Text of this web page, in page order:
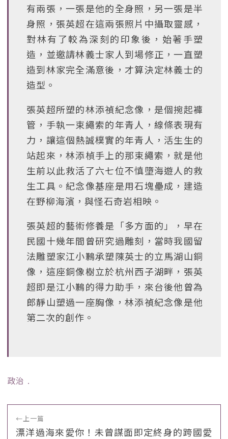
有兩張，一張是他的全身照，另一張是半
身照，張英超在這兩張照片中攝取靈感，
對林有了較為深刻的印象後，始著手塑
造，並邀請林義士家人到場修正，一直塑
造到林家完全滿意後，才算決定林義士的
造型。
張英超所塑的林添禎紀念像，是個捥起褲
管，手執一束繩索的年青人，線條表現有
力，讓這個熱誠樸實的年青人，活生生的
站起來，林添楨手上的那束繩索，就是他
生前以此救活了六七位不慎墮海遊人的救
生工具。紀念像基座是用石塊壘成，建造
在野柳海濱，與怪石奇岩相映。
張英超的藝術修養是「多方面的」，早在
民國十幾年間曾研究過雕刻，當時我國留
法雕塑家江小鶼承塑陳英士的立馬湖山銅
像，這座銅像樹立於杭州西子湖畔，張英
超即是江小鶼的得力助手，來台後他曾為
郎靜山塑過一座胸像，林添禎紀念像是他
第二次的創作。
政治 ﹒
←上一篇
漂洋過海來愛你！未曾謀面即定終身的跨國愛